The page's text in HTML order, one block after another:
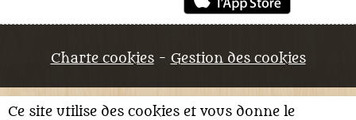
Charte cookies Gestion des cookies
Ce site utilise des cookies et vous donne le